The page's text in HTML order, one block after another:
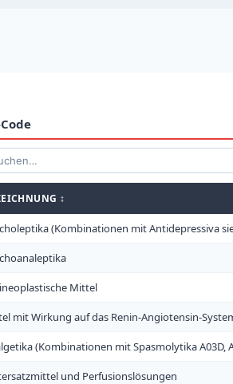
↕
(Kombinationen mit Antidepressiva
Mittel
mit Wirkung auf das Renin-Angiotensin-
(Kombinationen mit Spasmolytika A03D,
und Perfusionslösungen